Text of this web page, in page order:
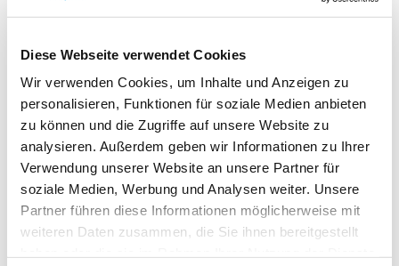
Diese Webseite verwendet Cookies
Wir verwenden Cookies, um Inhalte und Anzeigen zu
personalisieren, Funktionen für soziale Medien anbieten
zu können und die Zugriffe auf unsere Website zu
analysieren. Außerdem geben wir Informationen zu Ihrer
Verwendung unserer Website an unsere Partner für
soziale Medien, Werbung und Analysen weiter. Unsere
Partner führen diese Informationen möglicherweise mit
weiteren Daten zusammen, die Sie ihnen bereitgestellt